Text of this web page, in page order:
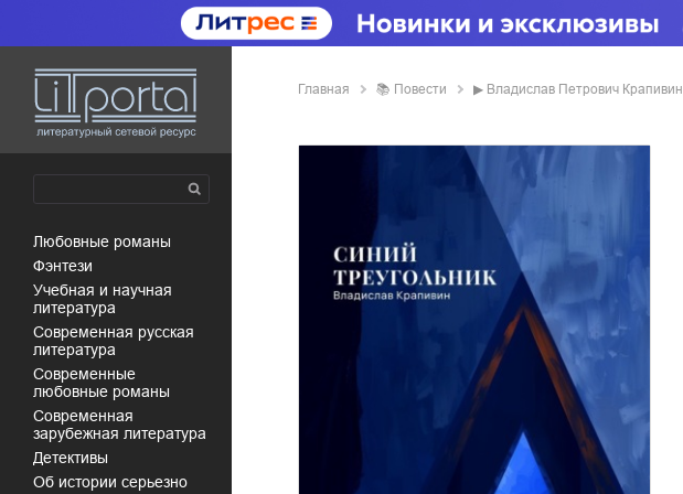
любовные романы
фэнтези
учебная и научная
литература
современная русская
литература
современные
любовные романы
современная
зарубежная литература
детективы
об истории серьезно
Главная 📚 повести ▶ Владислав Петрович Крапивин